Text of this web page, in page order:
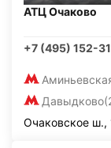
АТЦ Очаково
+7 (495) 152-
Давыдково
Очаковское ш.,